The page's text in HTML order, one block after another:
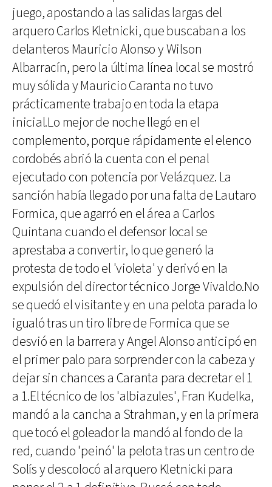
juego, apostando a las salidas largas del
arquero Carlos Kletnicki, que buscaban a los
delanteros Mauricio Alonso y Wilson
Albarracín, pero la última línea local se mostró
muy sólida y Mauricio Caranta no tuvo
prácticamente trabajo en toda la etapa
inicial.Lo mejor de noche llegó en el
complemento, porque rápidamente el elenco
cordobés abrió la cuenta con el penal
ejecutado con potencia por Velázquez. La
sanción había llegado por una falta de Lautaro
Formica, que agarró en el área a Carlos
Quintana cuando el defensor local se
aprestaba a convertir, lo que generó la
protesta de todo el 'violeta' y derivó en la
expulsión del director técnico Jorge Vivaldo.No
se quedó el visitante y en una pelota parada lo
igualó tras un tiro libre de Formica que se
desvió en la barrera y Angel Alonso anticipó en
el primer palo para sorprender con la cabeza y
dejar sin chances a Caranta para decretar el 1
a 1.El técnico de los 'albiazules', Fran Kudelka,
mandó a la cancha a Strahman, y en la primera
que tocó el goleador la mandó al fondo de la
red, cuando 'peinó' la pelota tras un centro de
Solís y descolocó al arquero Kletnicki para